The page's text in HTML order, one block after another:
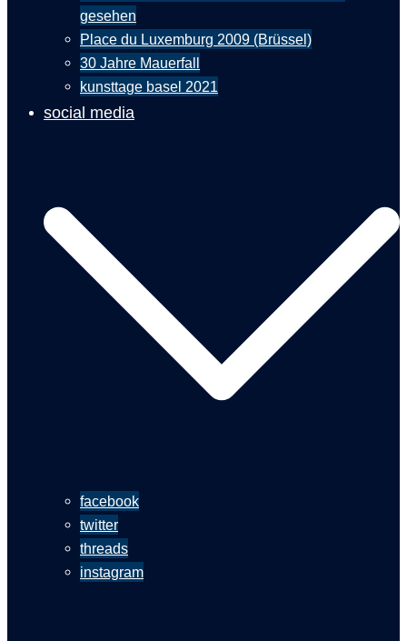
gesehen
Place du Luxemburg 2009 (Brüssel)
30 Jahre Mauerfall
kunsttage basel 2021
social media
facebook
twitter
threads
instagram